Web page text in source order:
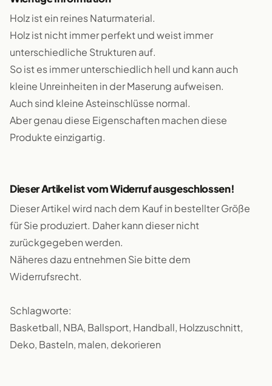
Holz ist ein reines Naturmaterial.
Holz ist nicht immer perfekt und weist immer
unterschiedliche Strukturen auf.
So ist es immer unterschiedlich hell und kann auch
kleine Unreinheiten in der Maserung aufweisen.
Auch sind kleine Asteinschlüsse normal.
Aber genau diese Eigenschaften machen diese
Produkte einzigartig.
Dieser Artikel ist vom Widerruf ausgeschlossen!
Dieser Artikel wird nach dem Kauf in bestellter Größe
für Sie produziert. Daher kann dieser nicht
zurückgegeben werden.
Näheres dazu entnehmen Sie bitte dem
Widerrufsrecht.
Schlagworte:
Basketball, NBA, Ballsport, Handball, Holzzuschnitt,
Deko, Basteln, malen, dekorieren